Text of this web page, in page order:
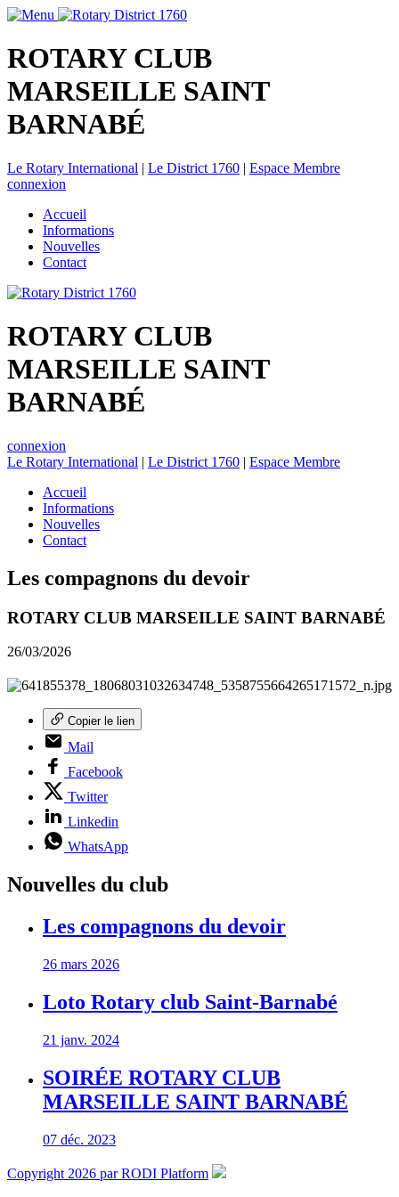
ROTARY CLUB
MARSEILLE SAINT
BARNABÉ
Le Rotary International | Le District 1760 | Espace Membre
connexion
Accueil
Informations
Nouvelles
Contact
ROTARY CLUB
MARSEILLE SAINT
BARNABÉ
connexion
Le Rotary International | Le District 1760 | Espace Membre
Accueil
Informations
Nouvelles
Contact
Les compagnons du devoir
ROTARY CLUB MARSEILLE SAINT BARNABÉ
26/03/2026
Copier le lien
Mail
Facebook
Twitter
Linkedin
WhatsApp
Nouvelles du club
Les compagnons du devoir
26 mars 2026
Loto Rotary club Saint-Barnabé
21 janv. 2024
SOIRÉE ROTARY CLUB
MARSEILLE SAINT BARNABÉ
07 déc. 2023
Copyright 2026 par RODI Platform